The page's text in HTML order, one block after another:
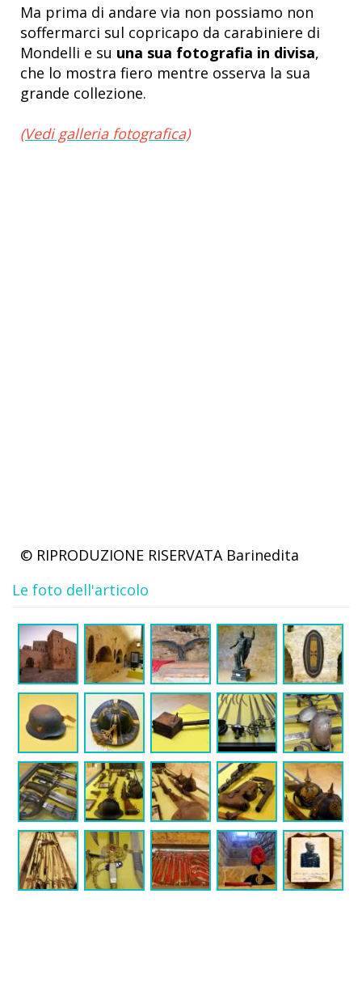
Ma prima di andare via non possiamo non
soffermarci sul copricapo da carabiniere di
Mondelli e su una sua fotografia in divisa,
che lo mostra fiero mentre osserva la sua
grande collezione.
(Vedi galleria fotografica)
© RIPRODUZIONE RISERVATA Barinedita
Le foto dell'articolo